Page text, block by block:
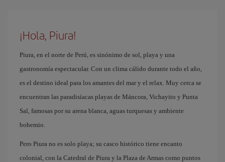
¡Hola, Piura!
Piura, en el norte de Perú, es sinónimo de sol, playa y una
gastronomía espectacular. Con un clima cálido durante todo el año,
es el destino ideal para los amantes del mar y el relax. Muy cerca se
encuentran las paradisíacas playas de Máncora, Vichayito y Punta
Sal, famosas por su arena blanca, aguas turquesas y ambiente
bohemio.
Pero Piura no es solo playa; su casco histórico tiene encanto
colonial, con la Catedral de Piura y la Plaza de Armas como puntos